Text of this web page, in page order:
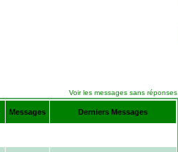
Voir les messages sans réponses
Messages Derniers Messages